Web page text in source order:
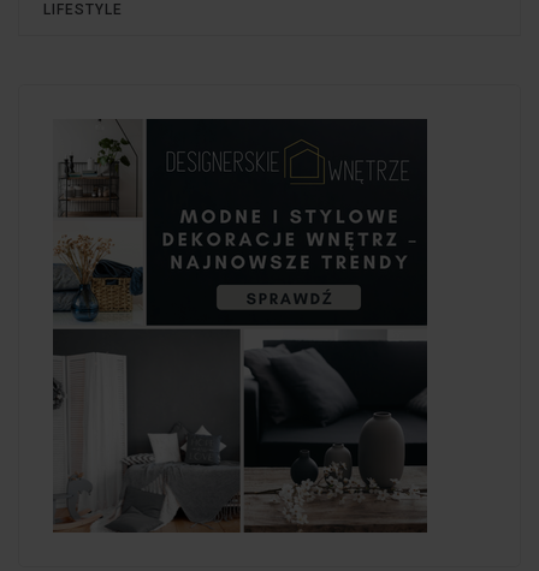
LIFESTYLE